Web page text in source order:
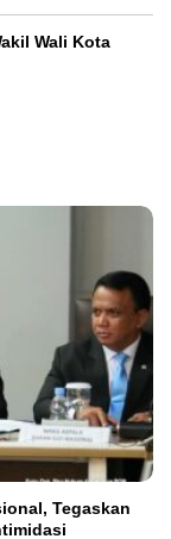
Wali Kota
Tegaskan